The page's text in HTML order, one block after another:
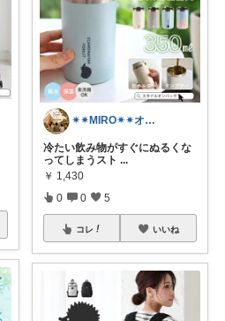
✴︎✴︎MIRO✴︎✴︎オススメroom
冷たい飲み物がすぐにぬるくな
ってしまうスト ...
￥ 1,430
0 0 5
コレ いいね